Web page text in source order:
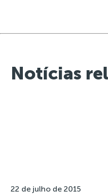
Notícias
22 de julho de 2015